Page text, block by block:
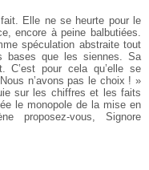
Elle ne se heurte pour le
encore à peine balbutiées.
spéculation abstraite tout
bases que les siennes. Sa
C’est pour cela qu’elle se
n’avons pas le choix ! »
sur les chiffres et les faits
le monopole de la mise en
proposez-vous, Signore